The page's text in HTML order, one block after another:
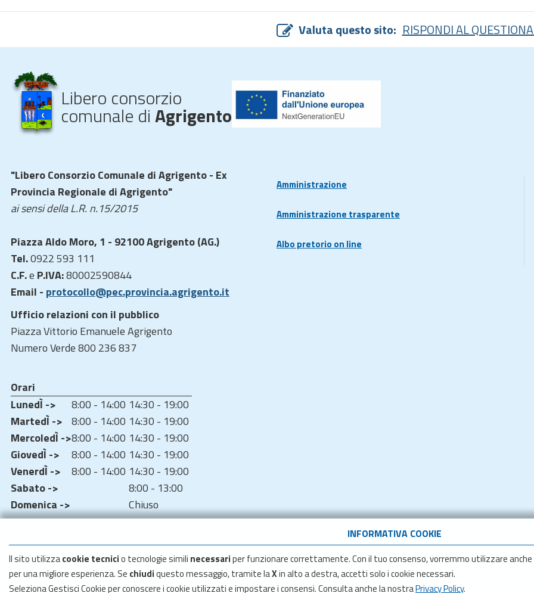
INFORMATIVA COOKIE
Il sito utilizzacookie tecnicio tecnologie simili necessariper funzionare correttamente. Con il tuo consenso, vorremmo utilizzare anche
per una migliore esperienza. Se chiudiquesto messaggio, tramite laXin alto a destra, accetti solo i cookie necessari.
Seleziona Gestisci Cookie per conoscere i cookie utilizzati e impostare i consensi. Consulta anche la nostraPrivacy Policy.
Valuta questo sito: RISPONDI AL
Libero consorzio
comunale diAgrigento
"Libero Consorzio Comunale di Agrigento - Ex
Provincia Regionale di Agrigento"
ai sensi della L.R. n.15/2015
Piazza Aldo Moro, 1 - 92100 Agrigento (AG.)
Tel.0922 593 111
C.F.e P.IVA:80002590844
Email - protocollo@pec.provincia.agrigento.it
Ufficio relazioni con il pubblico
Piazza Vittorio Emanuele Agrigento
Numero Verde 800 236 837
Orari
LunedÌ ->
8:00 - 14:00 14:30 - 19:00
MartedÌ -> 8:00 - 14:00 14:30 - 19:00
MercoledÌ ->8:00 - 14:00 14:30 - 19:00
GiovedÌ ->
8:00 - 14:00 14:30 - 19:00
VenerdÌ ->
8:00 - 14:00 14:30 - 19:00
Sabato ->
8:00 - 13:00
Domenica ->
Chiuso
Amministrazione
Amministrazione trasparente
Albo pretorio on line